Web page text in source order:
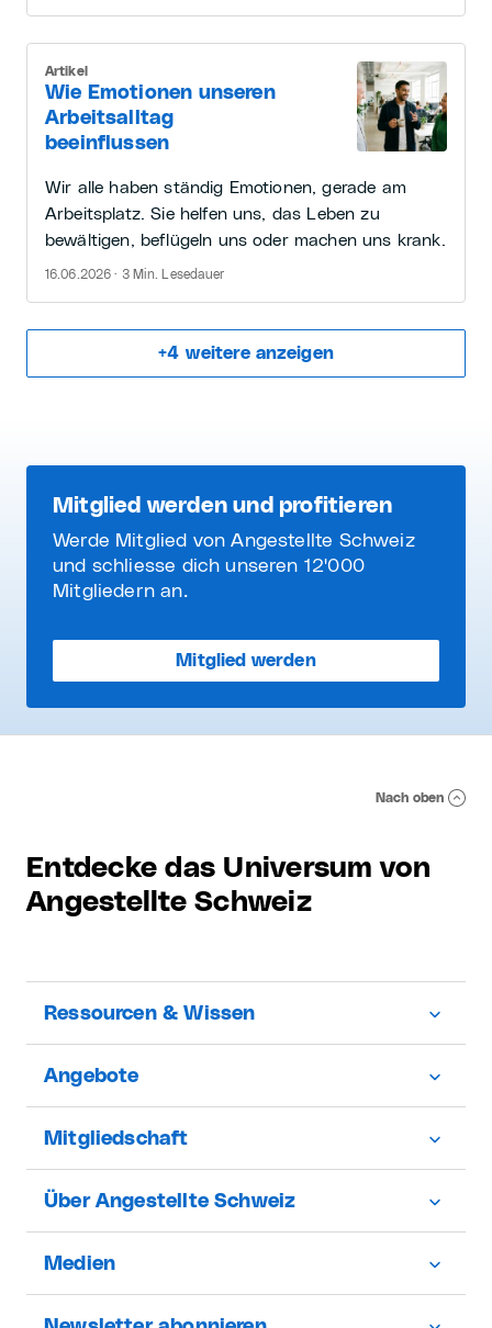
Wie Emotionen unseren
Arbeitsalltag
beeinflussen
Artikel
Wir alle haben ständig Emotionen, gerade am
Arbeitsplatz. Sie helfen uns, das Leben zu
bewältigen, beflügeln uns oder machen uns krank.
16.06.2026 · 3 Min. Lesedauer
+4 weitere anzeigen
Mitglied werden und profitieren
Werde Mitglied von Angestellte Schweiz
und schliesse dich unseren 12'000
Mitgliedern an.
Mitglied werden
Nach oben
Entdecke das Universum von
Angestellte Schweiz
Ressourcen & Wissen
Angebote
Mitgliedschaft
Über Angestellte Schweiz
Medien